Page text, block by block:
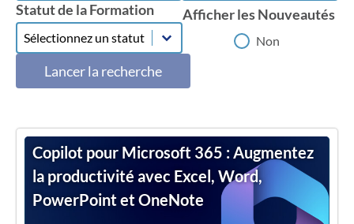
Statut de la Formation
Statut de la Formation
Statut de la Formation
Afficher les Nouveautés
Afficher les Nouveautés
Non
Lancer la recherche
Copilot pour Microsoft 365 : Augmentez
la productivité avec Excel, Word,
PowerPoint et OneNote